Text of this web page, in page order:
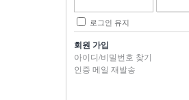
로그인 유지
회원 가입
아이디/비밀번호 찾기
인증 메일 재발송